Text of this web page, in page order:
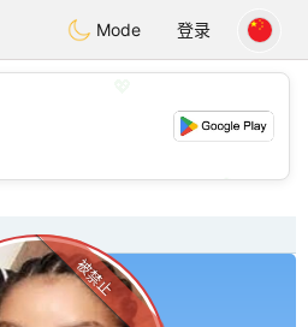
Citas
Mode 登录
💕
被禁止